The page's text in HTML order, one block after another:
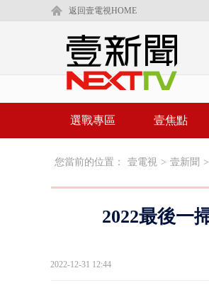
返回壹電視HOME
選戰專區 壹焦點
您當前的位置： 壹電視 > 壹新聞 >
2022最後一
2022-12-31 12:44